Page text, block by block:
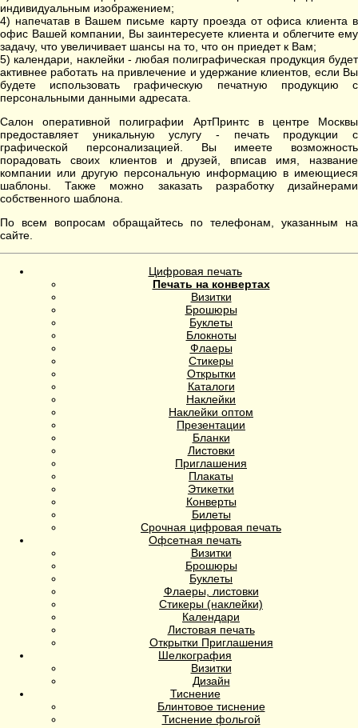
индивидуальным изображением;
4) напечатав в Вашем письме карту проезда от офиса клиента в
офис Вашей компании, Вы заинтересуете клиента и облегчите ему
задачу, что увеличивает шансы на то, что он приедет к Вам;
5) календари, наклейки - любая полиграфическая продукция будет
активнее работать на привлечение и удержание клиентов, если Вы
будете использовать графическую печатную продукцию с
персональными данными адресата.
Салон оперативной полиграфии АртПринтс в центре Москвы
предоставляет уникальную услугу - печать продукции с
графической персонализацией. Вы имеете возможность
порадовать своих клиентов и друзей, вписав имя, название
компании или другую персональную информацию в имеющиеся
шаблоны. Также можно заказать разработку дизайнерами
собственного шаблона.
По всем вопросам обращайтесь по телефонам, указанным на
сайте.
Цифровая печать
Печать на конвертах
Визитки
Брошюры
Буклеты
Блокноты
Флаеры
Стикеры
Открытки
Каталоги
Наклейки
Наклейки оптом
Презентации
Бланки
Листовки
Приглашения
Плакаты
Этикетки
Конверты
Билеты
Срочная цифровая печать
Офсетная печать
Визитки
Брошюры
Буклеты
Флаеры, листовки
Стикеры (наклейки)
Календари
Листовая печать
Открытки Приглашения
Шелкография
Визитки
Дизайн
Тиснение
Блинтовое тиснение
Тиснение фольгой